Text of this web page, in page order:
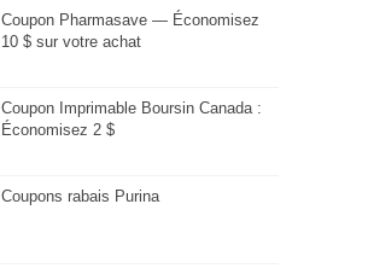
Coupon Pharmasave — Économisez
10 $ sur votre achat
Coupon Imprimable Boursin Canada :
Économisez 2 $
Coupons rabais Purina